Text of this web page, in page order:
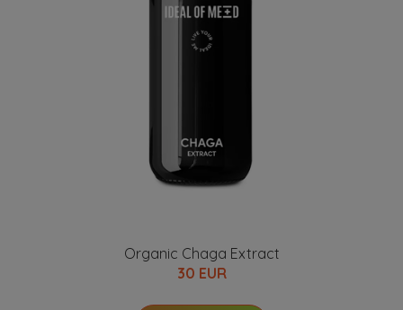
Organic Chaga Extract
30 EUR